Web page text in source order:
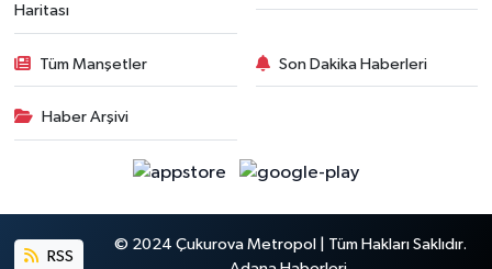
Haritası
Tüm Manşetler Son Dakika Haberleri
Haber Arşivi
RSS
© 2024 Çukurova Metropol | Tüm Hakları Saklıdır.